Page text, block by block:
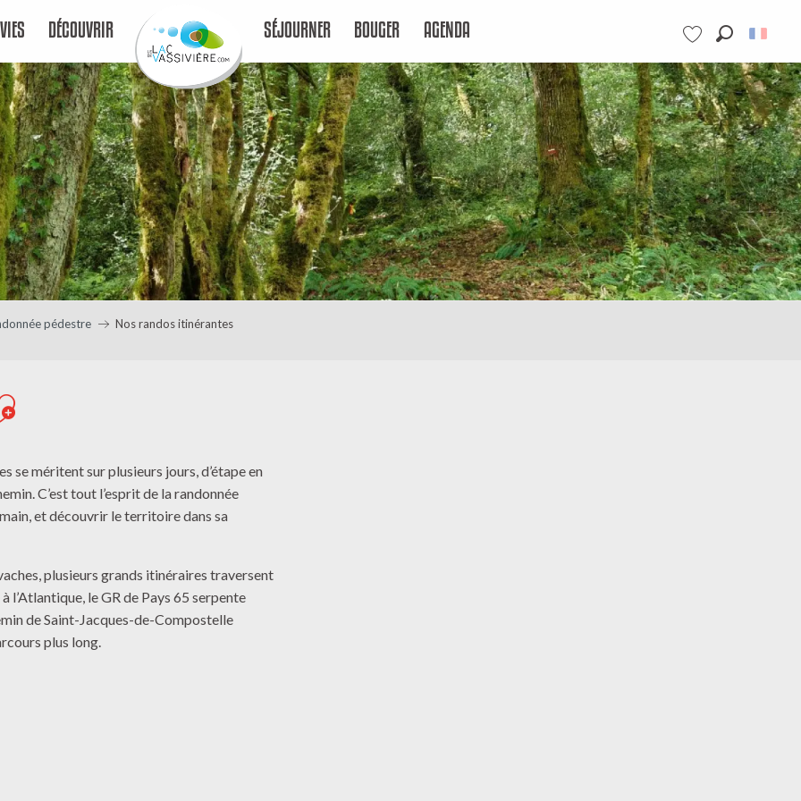
Voir les favoris
DÉCOUVRIR SÉJOURNER BOUGER AGENDA
pédestre Nos randos itinérantes
aux favoris
se méritent sur plusieurs jours, d’étape en
C’est tout l’esprit de la randonnée
et découvrir le territoire dans sa
plusieurs grands itinéraires traversent
l’Atlantique, le GR de Pays 65 serpente
de Saint-Jacques-de-Compostelle
plus long.